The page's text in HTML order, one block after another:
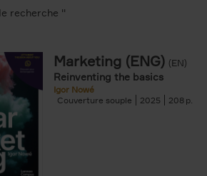
filter
recherche ''
Marketing (ENG) (EN)
Reinventing the basics
Igor Nowé
Couverture souple
2025 208